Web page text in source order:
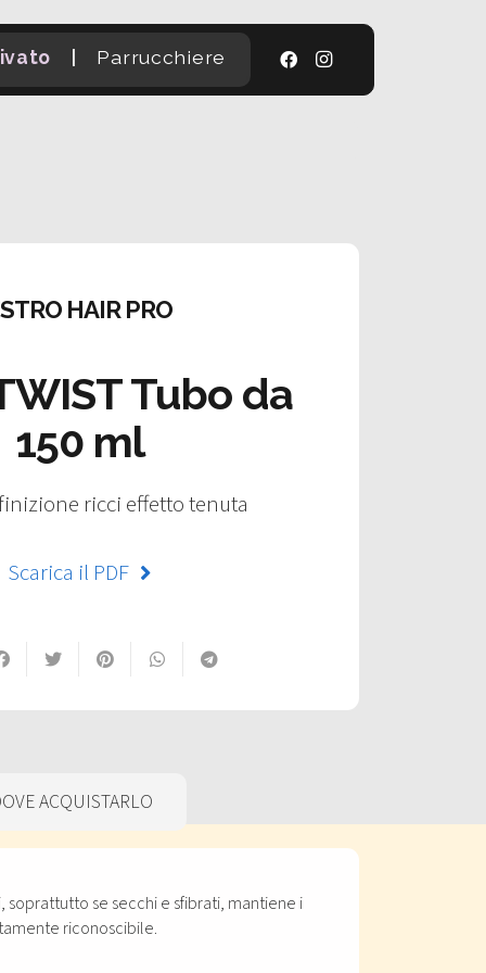
| Parrucchiere
HAIR PRO
Tubo da
150 ml
ricci effetto tenuta
Scarica il PDF
ACQUISTARLO
se secchi e sfibrati, mantiene i
riconoscibile.